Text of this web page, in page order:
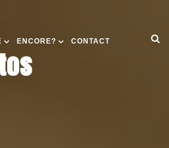
ENCORE? CONTACT